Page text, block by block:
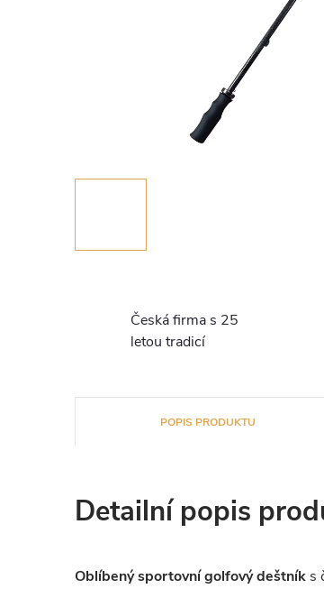
Česká firma s 25
letou tradicí
POPIS PRODUKTU
Detailní popis
Oblíbený sportovní golfový deštník s